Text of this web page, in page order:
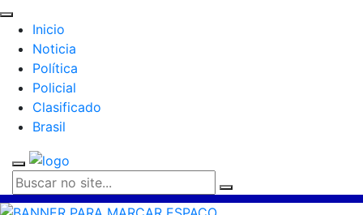
Inicio
Noticia
Política
Policial
Clasificado
Brasil